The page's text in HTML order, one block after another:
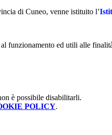
di Cuneo, venne istituito l’
funzionamento ed utili alle
è possibile disabilitarli.
POLICY.